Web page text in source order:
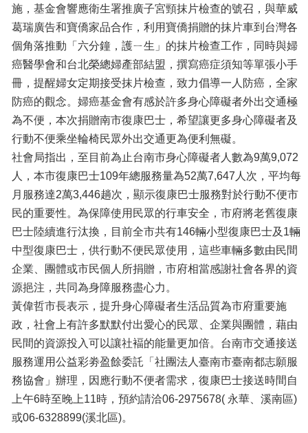
施，基金會響應衛生署推廣子宮頸抹片檢查的號召，與華威
葛瑞廣告和寶僑家品合作，利用寶僑捐贈的抹片車到台灣各
個角落推動「六分鐘，護ㄧ生」的抹片檢查工作，同時與婦
癌醫學會和台北榮總婦產部結盟，撰寫癌症須知等單張小手
冊，提醒婦女定期接受抹片檢查，致力倡導一人防癌，全家
防癌的觀念。婦癌基金會有感於許多身心障礙者外出交通極
為不便，本次捐贈南市復康巴士，希望讓更多身心障礙者及
行動不便乘坐輪椅民眾外出交通更為便利無礙。
社會局指出，至目前為止台南市身心障礙者人數為9萬9,072
人，本市復康巴士109年總服務量為52萬7,647人次，平均每
月服務達2萬3,446趟次，顯示復康巴士服務對於行動不便市
民的重要性。為保障使用民眾的行車安全，市府將老舊復康
巴士陸續進行汰換，目前全市共有146輛小型復康巴士及1輛
中型復康巴士，供行動不便民眾使用，這些車輛多數由民間
企業、團體或市民個人所捐贈，市府相當感謝社會各界的資
源挹注，共同為身障服務盡心力。
黃偉哲市長表示，提升身心障礙者生活品質為市府重要施
政，社會上有許多默默付出愛心的民眾、企業與團體，藉由
民間的資源投入可以讓社褔的能量更加倍。台南市交通接送
服務運用公益彩劵盈餘委託「社團法人臺南市臺南都志願服
務協會」辦理，因應行動不便者需求，復康巴士接送時間自
上午6時至晚上11時，預約請洽06-2975678( 永華、溪南區)
或06-6328899(溪北區)。